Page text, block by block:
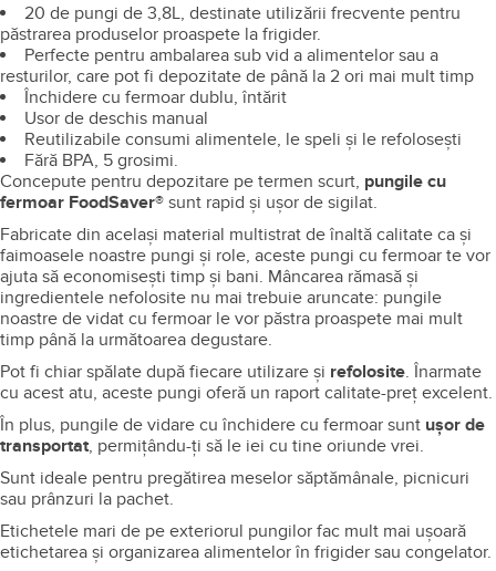
20 de pungi de 3,8L, destinate utilizării frecvente pentru
păstrarea produselor proaspete la frigider.
Perfecte pentru ambalarea sub vid a alimentelor sau a
resturilor, care pot fi depozitate de până la 2 ori mai mult timp
Închidere cu fermoar dublu, întărit
Usor de deschis manual
Reutilizabile consumi alimentele, le speli și le refolosești
Fără BPA, 5 grosimi.
Concepute pentru depozitare pe termen scurt, pungile cu
fermoar FoodSaver® sunt rapid și ușor de sigilat.
Fabricate din același material multistrat de înaltă calitate ca și
faimoasele noastre pungi și role, aceste pungi cu fermoar te vor
ajuta să economisești timp și bani. Mâncarea rămasă și
ingredientele nefolosite nu mai trebuie aruncate: pungile
noastre de vidat cu fermoar le vor păstra proaspete mai mult
timp până la următoarea degustare.
Pot fi chiar spălate după fiecare utilizare și refolosite. Înarmate
cu acest atu, aceste pungi oferă un raport calitate-preț excelent.
În plus, pungile de vidare cu închidere cu fermoar sunt ușor de
transportat, permițându-ți să le iei cu tine oriunde vrei.
Sunt ideale pentru pregătirea meselor săptămânale, picnicuri
sau prânzuri la pachet.
Etichetele mari de pe exteriorul pungilor fac mult mai ușoară
etichetarea și organizarea alimentelor în frigider sau congelator.